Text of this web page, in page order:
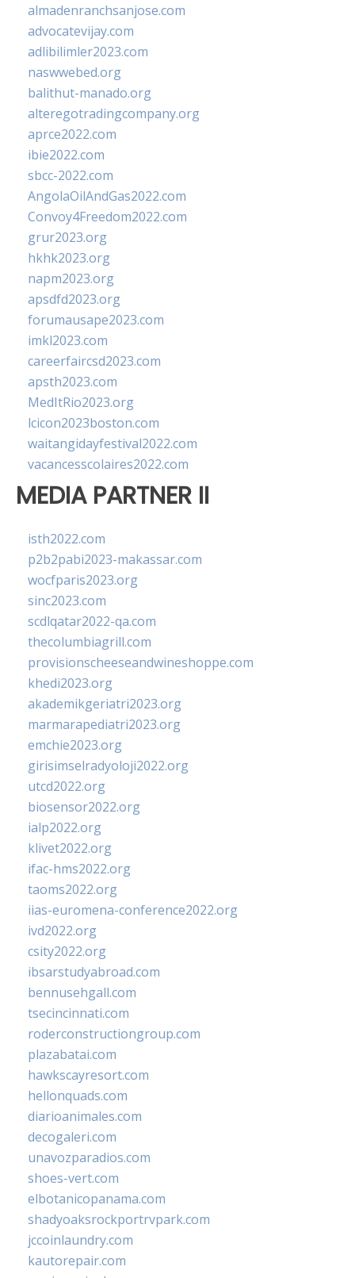
almadenranchsanjose.com
advocatevijay.com
adlibilimler2023.com
naswwebed.org
balithut-manado.org
alteregotradingcompany.org
aprce2022.com
ibie2022.com
sbcc-2022.com
AngolaOilAndGas2022.com
Convoy4Freedom2022.com
grur2023.org
hkhk2023.org
napm2023.org
apsdfd2023.org
forumausape2023.com
imkl2023.com
careerfaircsd2023.com
apsth2023.com
MedItRio2023.org
lcicon2023boston.com
waitangidayfestival2022.com
vacancesscolaires2022.com
MEDIA PARTNER II
isth2022.com
p2b2pabi2023-makassar.com
wocfparis2023.org
sinc2023.com
scdlqatar2022-qa.com
thecolumbiagrill.com
provisionscheeseandwineshoppe.com
khedi2023.org
akademikgeriatri2023.org
marmarapediatri2023.org
emchie2023.org
girisimselradyoloji2022.org
utcd2022.org
biosensor2022.org
ialp2022.org
klivet2022.org
ifac-hms2022.org
taoms2022.org
iias-euromena-conference2022.org
ivd2022.org
csity2022.org
ibsarstudyabroad.com
bennusehgall.com
tsecincinnati.com
roderconstructiongroup.com
plazabatai.com
hawkscayresort.com
hellonquads.com
diarioanimales.com
decogaleri.com
unavozparadios.com
shoes-vert.com
elbotanicopanama.com
shadyoaksrockportrvpark.com
jccoinlaundry.com
kautorepair.com